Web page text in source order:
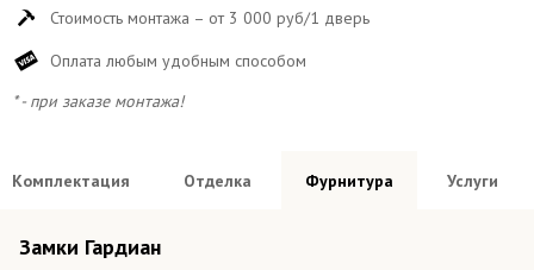
Стоимость монтажа – от 3 000 руб/1 дверь
Оплата любым удобным способом
* - при заказе монтажа!
Комплектация Отделка Фурнитура Услуги
Отдельно расчитываются следующие виды работ: